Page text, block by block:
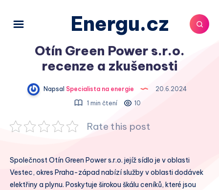
Energu.cz
Otín Green Power s.r.o.
recenze a zkušenosti
Napsal Specialista na energie
20.6.2024
1 min čtení
10
Rate this post
Společnost Otín Green Power s.r.o. jejíž sídlo je v oblasti
Vestec, okres Praha-západ nabízí služby v oblasti dodávek
elektřiny a plynu. Poskytuje širokou škálu ceníků, které jsou